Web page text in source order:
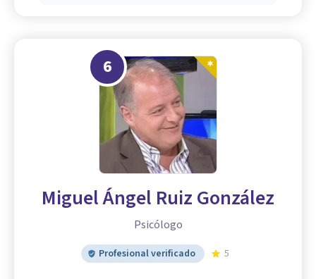
6
Miguel Ángel Ruiz González
Psicólogo
Profesional verificado 5